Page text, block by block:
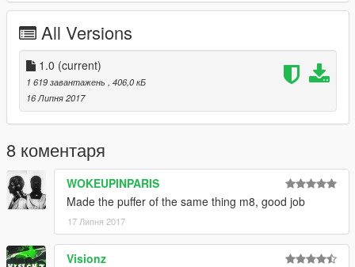
All Versions
1.0 (current)
1 619 завантажень
, 406,0 кБ
16 Липня 2017
8 коментаря
WOKEUPINPARIS
Made the puffer of the same thing m8, good job
17 Липня 2017
Visionz